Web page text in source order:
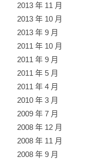
2013 年 11 月
2013 年 10 月
2013 年 9 月
2011 年 10 月
2011 年 9 月
2011 年 5 月
2011 年 4 月
2010 年 3 月
2009 年 7 月
2008 年 12 月
2008 年 11 月
2008 年 9 月